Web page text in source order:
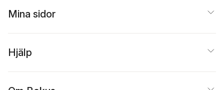
Mina sidor
Hjälp